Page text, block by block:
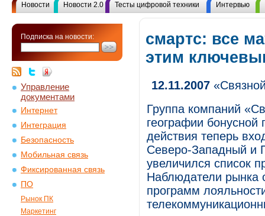
Новости Новости 2.0 Тесты цифровой техники Интервью
Подписка на новости:
Управление
документами
Интернет
Интеграция
Безопасность
Мобильная связь
Фиксированная связь
ПО
Рынок ПК
Маркетинг
смартс: все
этим
12.11.2007
Группа компаний
географии
действия теперь
Северо-Западный и
увеличился список
Наблюдатели рынка
программ